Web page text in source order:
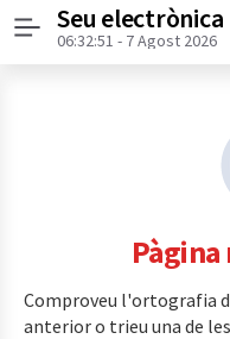
Menú
Seu electrònica
06:32:51 - 7 Agost 2026
Comproveu l'ortografia
anterior o trieu una de